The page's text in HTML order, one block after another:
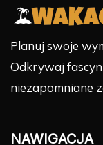
Planuj swoje
Odkrywaj
niezapomniane
NAWIGACJA